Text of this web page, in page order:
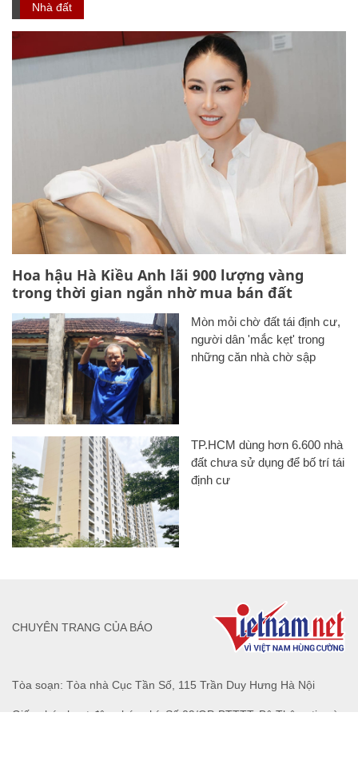
Nhà đất
Hoa hậu Hà Kiều Anh lãi 900 lượng vàng
trong thời gian ngắn nhờ mua bán đất
Mòn mỏi chờ đất tái định cư,
người dân 'mắc kẹt' trong
những căn nhà chờ sập
TP.HCM dùng hơn 6.600 nhà
đất chưa sử dụng để bố trí tái
định cư
Tòa soạn: Tòa nhà Cục Tần Số, 115 Trần Duy Hưng Hà Nội
Giấy phép hoạt động báo chí: Số 09/GP-BTTTT, Bộ Thông tin và
CHUYÊN TRANG CỦA BÁO